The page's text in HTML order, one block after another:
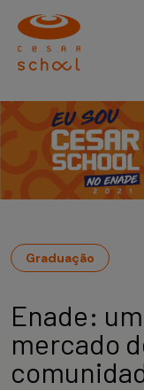
Graduação
Enade:
mercado